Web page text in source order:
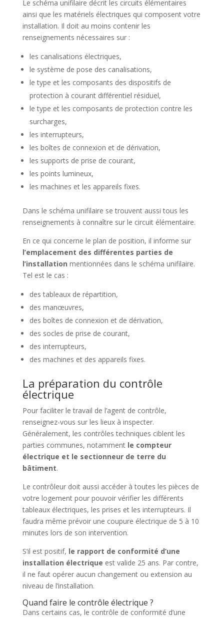
Le schéma unifilaire décrit les circuits élémentaires
ainsi que les matériels électriques qui composent votre
installation. Il doit au moins contenir les
renseignements nécessaires sur :
les canalisations électriques,
le système de pose des canalisations,
le type et les composants des dispositifs de
protection à courant différentiel résiduel,
le type et les composants de protection contre les
surcharges,
les interrupteurs,
les boîtes de connexion et de dérivation,
les supports de prise de courant,
les points lumineux,
les machines et les appareils fixes.
Dans le schéma unifilaire se trouvent aussi tous les
renseignements à connaître sur le circuit élémentaire.
En ce qui concerne le plan de position, il informe sur
l’emplacement des différentes parties de
l’installation mentionnées dans le schéma unifilaire.
Tel est le cas :
des tableaux de répartition,
des manœuvres,
des boîtes de connexion et de dérivation,
des socles de prise de courant,
des interrupteurs,
des machines et des appareils fixes.
La préparation du contrôle
électrique
Pour faciliter le travail de l’agent de contrôle,
renseignez-vous sur les lieux à inspecter.
Généralement, les contrôles techniques ciblent les
parties communes, notamment le compteur
électrique et le sectionneur de terre du
bâtiment.
Le contrôleur doit aussi accéder à toutes les pièces de
votre logement pour pouvoir vérifier les différents
tableaux électriques, les prises et les interrupteurs. Il
faudra même prévoir une coupure électrique de 5 à 10
minutes lors de son intervention.
S’il est positif, le rapport de conformité d’une
installation électrique est valide 25 ans. Par contre,
il ne faut opérer aucun changement ou extension au
niveau de l’installation.
Quand faire le contrôle électrique ?
Dans certains cas, le contrôle de conformité d’une